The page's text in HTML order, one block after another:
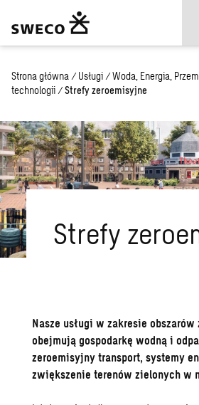
Strona główna / Usługi / Woda, Energia,
technologii / Strefy zeroemisyjne
Strefy
Nasze usługi w zakresie
obejmują gospodarkę wodną i
zeroemisyjny transport, systemy
zwiększenie terenów zielonych w